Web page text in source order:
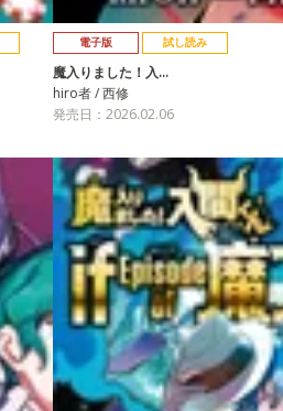
電子版 試し読み
魔入りました！入…
hiro者 / 西修
発売日：2026.02.06